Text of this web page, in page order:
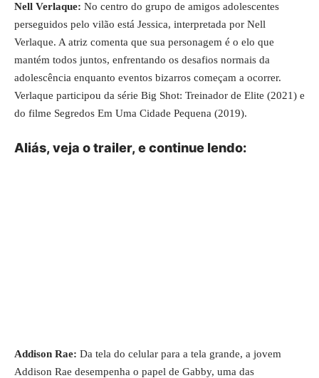
Nell Verlaque: No centro do grupo de amigos adolescentes
perseguidos pelo vilão está Jessica, interpretada por Nell
Verlaque. A atriz comenta que sua personagem é o elo que
mantém todos juntos, enfrentando os desafios normais da
adolescência enquanto eventos bizarros começam a ocorrer.
Verlaque participou da série Big Shot: Treinador de Elite (2021) e
do filme Segredos Em Uma Cidade Pequena (2019).
Aliás, veja o trailer, e continue lendo:
Addison Rae: Da tela do celular para a tela grande, a jovem
Addison Rae desempenha o papel de Gabby, uma das